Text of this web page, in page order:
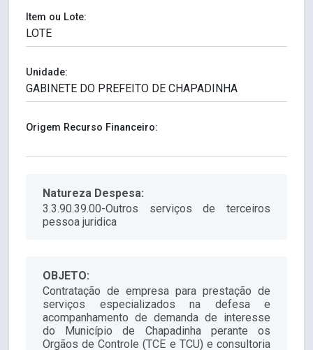
Item ou Lote:
Unidade:
Origem Recurso Financeiro:
Natureza Despesa:
3.3.90.39.00-Outros serviços de terceiros
pessoa juridica
OBJETO:
Contratação de empresa para prestação de
serviços especializados na defesa e
acompanhamento de demanda de interesse
do Município de Chapadinha perante os
Orgãos de Controle (TCE e TCU) e consultoria